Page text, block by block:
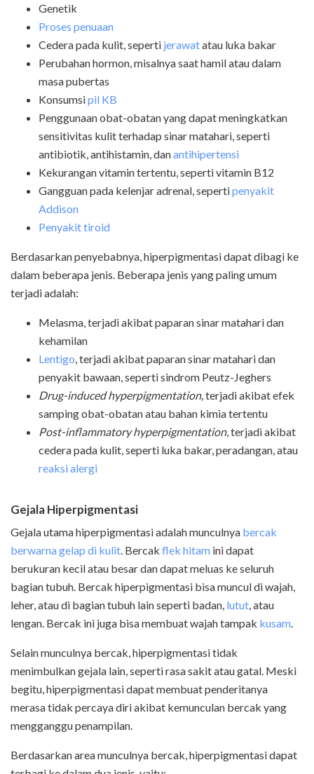
Genetik
Proses penuaan
Cedera pada kulit, seperti jerawatatau luka bakar
Perubahan hormon, misalnya saat hamil atau dalam
masa pubertas
Konsumsipil KB
Penggunaan obat-obatan yang dapat meningkatkan
sensitivitas kulit terhadap sinar matahari, seperti
antibiotik, antihistamin, danantihipertensi
Kekurangan vitamin tertentu, seperti vitamin B12
Gangguan pada kelenjar adrenal, sepertipenyakit
Addison
Penyakit tiroid
Berdasarkan penyebabnya, hiperpigmentasi dapat dibagi ke
dalam beberapa jenis. Beberapa jenis yang paling umum
terjadi adalah:
Melasma, terjadi akibat paparan sinar matahari dan
kehamilan
Lentigo, terjadi akibat paparan sinar matahari dan
penyakit bawaan, seperti sindrom Peutz-Jeghers
Drug-induced hyperpigmentation,terjadi akibat efek
samping obat-obatan atau bahan kimia tertentu
Post-inflammatory hyperpigmentation, terjadi akibat
cedera pada kulit, seperti luka bakar, peradangan, atau
reaksi alergi
Gejala Hiperpigmentasi
Gejala utama hiperpigmentasi adalah munculnya bercak
berwarna gelap di kulit. Bercak flek hitam ini dapat
berukuran kecil atau besar dan dapat meluas ke seluruh
bagian tubuh. Bercak hiperpigmentasi bisa muncul di wajah,
leher, atau di bagian tubuh lain seperti badan, lutut, atau
lengan. Bercak ini juga bisa membuat wajah tampak kusam.
Selain munculnya bercak, hiperpigmentasi tidak
menimbulkan gejala lain, seperti rasa sakit atau gatal. Meski
begitu, hiperpigmentasi dapat membuat penderitanya
merasa tidak percaya diri akibat kemunculan bercak yang
mengganggu penampilan.
Berdasarkan area munculnya bercak, hiperpigmentasi dapat